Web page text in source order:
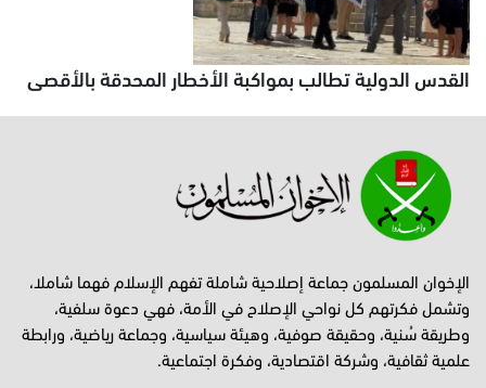
القدس الدولية تطالب بمواكبة الأخطار المحدقة بالأقصى
الإخوان المسلمون جماعة إصلاحية شاملة تفهم الإسلام فهما شاملا،
وتشمل فكرتهم كل نواحي الإصلاح في الأمة، فهي دعوة سلفية،
وطريقة سُنية، وحقيقة صوفية، وهيئة سياسية، وجماعة رياضية، ورابطة
علمية ثقافية، وشركة اقتصادية، وفكرة اجتماعية.